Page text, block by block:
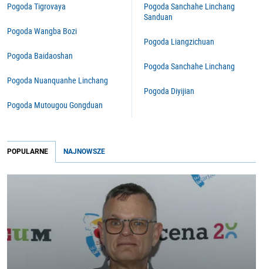
Pogoda Tigrovaya
Pogoda Wangba Bozi
Pogoda Baidaoshan
Pogoda Nuanquanhe Linchang
Pogoda Mutougou Gongduan
Pogoda Sanchahe Linchang
Sanduan
Pogoda Liangzichuan
Pogoda Sanchahe Linchang
Pogoda Diyijian
POPULARNE NAJNOWSZE